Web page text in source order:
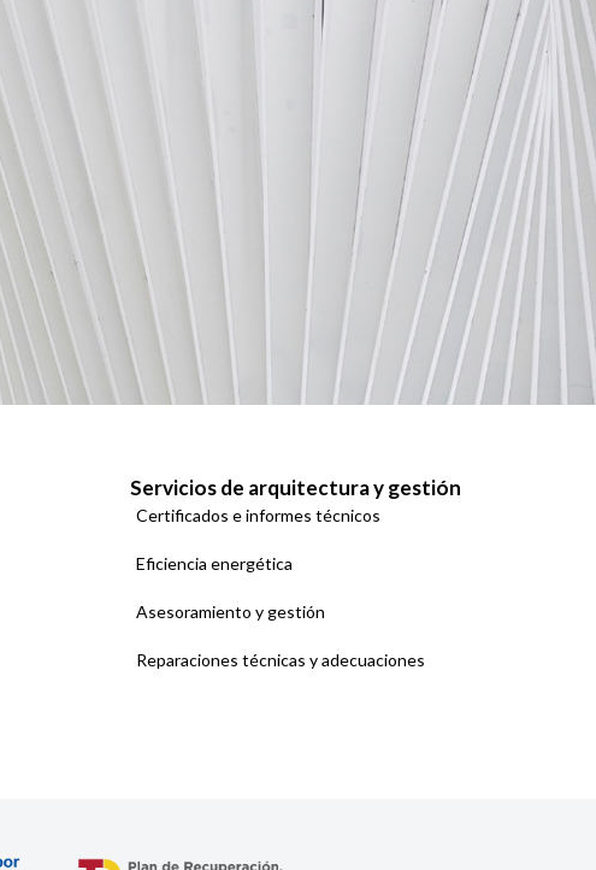
Servicios de arquitectura y gestión
Certificados e informes técnicos
Eficiencia energética
Asesoramiento y gestión
Reparaciones técnicas y adecuaciones